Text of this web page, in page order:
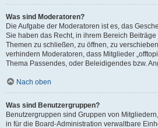
Was sind Moderatoren?
Die Aufgabe der Moderatoren ist es, das
Sie haben das Recht, in ihrem Bereich
Themen zu schließen, zu öffnen, zu
verhindern Moderatoren, dass Mitglieder
Thema Passendes, oder Beleidigendes bzw.
Nach oben
Was sind Benutzergruppen?
Benutzergruppen sind Gruppen von
in für die Board-Administration verwaltbare